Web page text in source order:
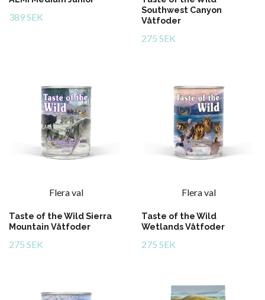
389 SEK
Southwest Canyon
Våtfoder
275 SEK
Flera val
Taste of the Wild Sierra
Mountain Våtfoder
275 SEK
Flera val
Taste of the Wild
Wetlands Våtfoder
275 SEK